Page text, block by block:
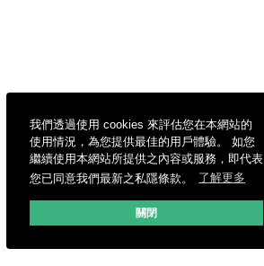
我們透過使用 cookies 來評估您在本網站的
使用情況，為您提供最佳的用戶體驗。 如您
繼續使用本網站所提供之內容或服務，即代表
您已同意我們最新之私隱條款。
了解更多
關閉